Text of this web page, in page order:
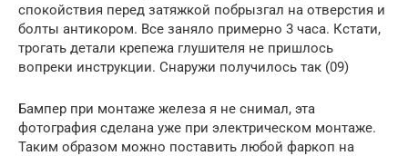
спокойствия перед затяжкой побрызгал на отверстия и
болты антикором. Все заняло примерно 3 часа. Кстати,
трогать детали крепежа глушителя не пришлось
вопреки инструкции. Снаружи получилось так (09)
Бампер при монтаже железа я не снимал, эта
фотография сделана уже при электрическом монтаже.
Таким образом можно поставить любой фаркоп на